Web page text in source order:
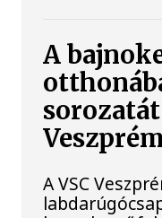
A
sorozatát
A VSC